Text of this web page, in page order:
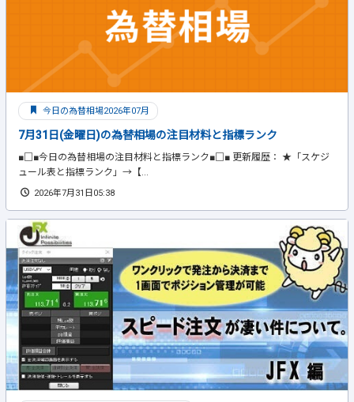
今日の為替相場2026年07月
7月31日(金曜日)の為替相場の注目材料と指標ランク
■□■今日の為替相場の注目材料と指標ランク■□■ 更新履歴： ★「スケジ
ュール表と指標ランク」→【...
2026年7月31日05:38